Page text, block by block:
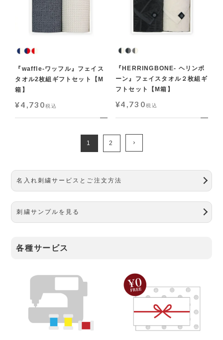
『waffle-ワッフル』フェイス
タオル2枚組ギフトセット【M
箱】
¥4,730税込
『HERRINGBONE- ヘリンボ
ーン』フェイスタオル２枚組ギ
フトセット【M箱】
¥4,730税込
1 2
名入れ刺繍サービスとご注文方法
刺繍サンプルを見る
各種サービス